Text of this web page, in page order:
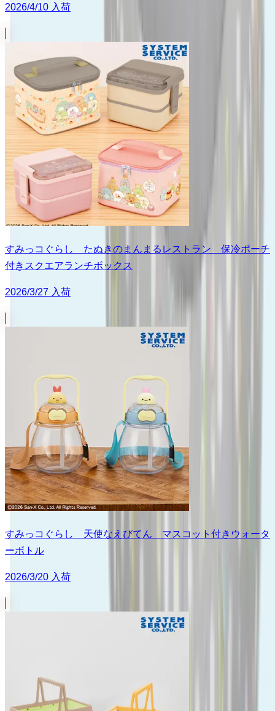
2026/4/10 入荷
すみっコぐらし たぬきのまんまるレストラン 保冷ポーチ
付きスクエアランチボックス
2026/3/27 入荷
すみっコぐらし 天使なえびてん マスコット付きウォータ
ーボトル
2026/3/20 入荷